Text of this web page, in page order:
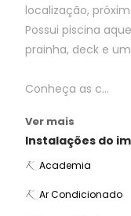
localização,
Possui piscina
prainha, deck e
Conheça as c...
Ver mais
Instalações do
Academia
Ar Condicionado